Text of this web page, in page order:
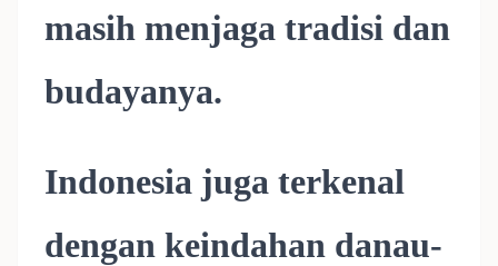
masih menjaga tradisi dan
budayanya.
Indonesia juga terkenal
dengan keindahan danau-